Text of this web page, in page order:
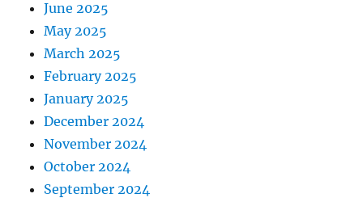
June 2025
May 2025
March 2025
February 2025
January 2025
December 2024
November 2024
October 2024
September 2024